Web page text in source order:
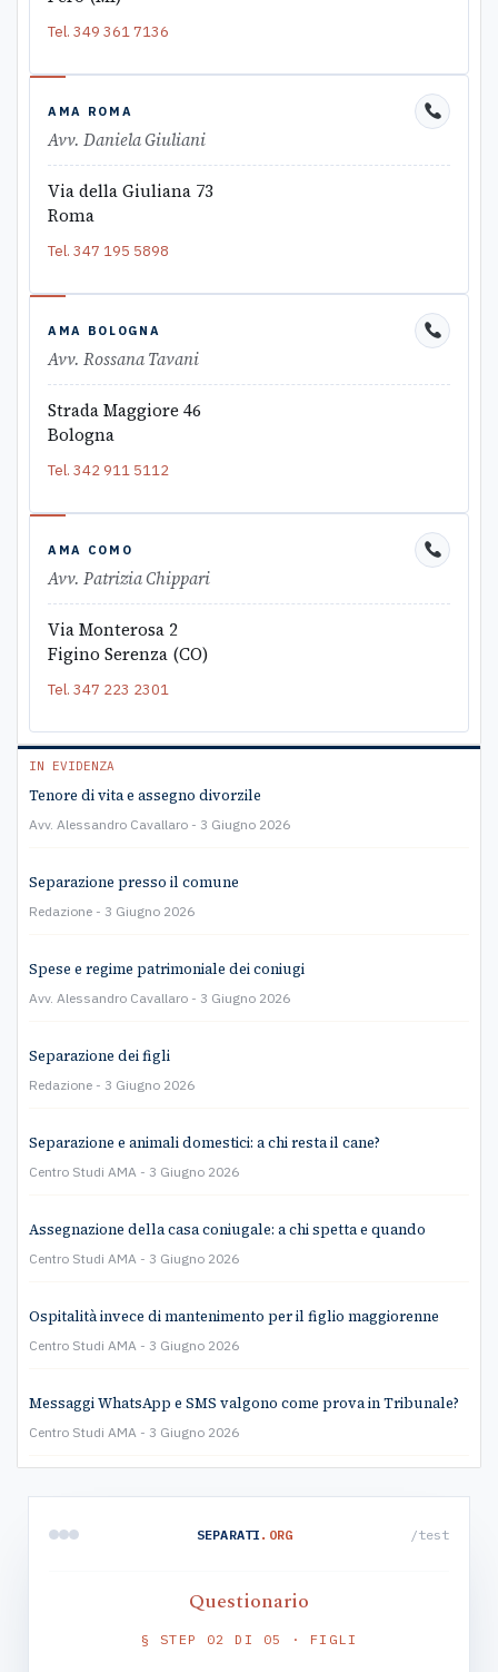
Tel. 349 361 7136
AMA ROMA
Avv. Daniela Giuliani
Via della Giuliana 73
Roma
Tel. 347 195 5898
AMA BOLOGNA
Avv. Rossana Tavani
Strada Maggiore 46
Bologna
Tel. 342 911 5112
AMA COMO
Avv. Patrizia Chippari
Via Monterosa 2
Figino Serenza (CO)
Tel. 347 223 2301
IN EVIDENZA
Tenore di vita e assegno divorzile
Avv. Alessandro Cavallaro 3 Giugno 2026
Separazione presso il comune
Redazione 3 Giugno 2026
Spese e regime patrimoniale dei coniugi
Avv. Alessandro Cavallaro 3 Giugno 2026
Separazione dei figli
Redazione 3 Giugno 2026
Separazione e animali domestici: a chi resta il cane?
Centro Studi AMA 3 Giugno 2026
Assegnazione della casa coniugale: a chi spetta e quando
Centro Studi AMA 3 Giugno 2026
Ospitalità invece di mantenimento per il figlio maggiorenne
Centro Studi AMA 3 Giugno 2026
Messaggi WhatsApp e SMS valgono come prova in Tribunale?
Centro Studi AMA 3 Giugno 2026
SEPARATI .ORG /test
Questionario
§ STEP 02 DI 05 · FIGLI